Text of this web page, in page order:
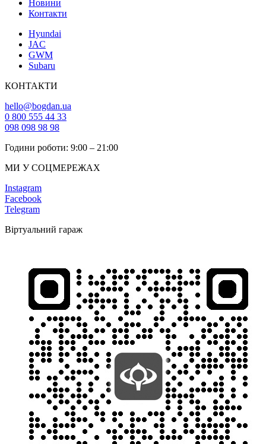
Новини
Контакти
Hyundai
JAC
GWM
Subaru
КОНТАКТИ
hello@bogdan.ua
0 800 555 44 33
098 098 98 98
Години роботи: 9:00 – 21:00
МИ У СОЦМЕРЕЖАХ
Instagram
Facebook
Telegram
Віртуальний гараж